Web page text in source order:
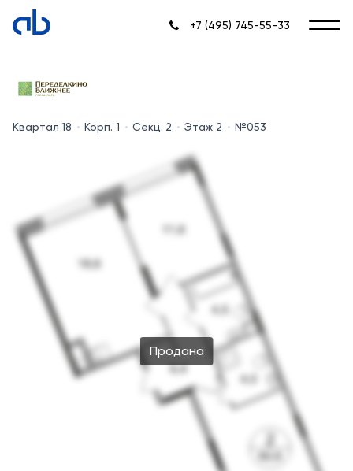
+7 (495) 745-55-33
Квартал 18 Корп. 1 Секц. 2 Этаж 2 №053
Продана